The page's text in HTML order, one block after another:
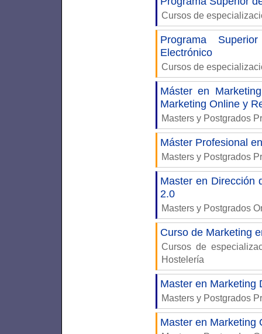
Cursos de
Programa
Electrónico
Cursos de
Máster en
Marketing Online y
Masters y Postgrados
Máster Profesional
Masters y Postgrados
Master en Dirección
2.0
Masters y Postgrados
Curso de Marketing
Cursos de
Hostelería
Master en Marketing
Masters y Postgrados
Master en Marketing